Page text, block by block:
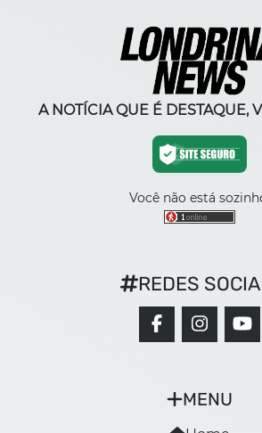
A NOTÍCIA QUE É DESTAQUE,
Você não está
MENU
REDES